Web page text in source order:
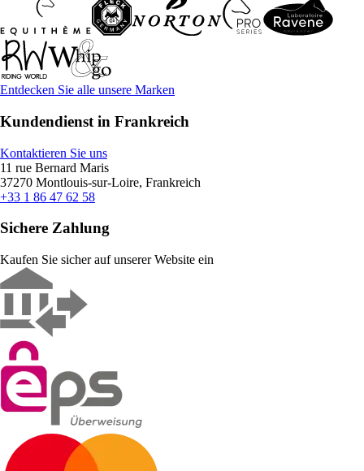
Entdecken Sie alle unsere Marken
Kundendienst in Frankreich
Kontaktieren Sie uns
11 rue Bernard Maris
37270 Montlouis-sur-Loire, Frankreich
+33 1 86 47 62 58
Sichere Zahlung
Kaufen Sie sicher auf unserer Website ein